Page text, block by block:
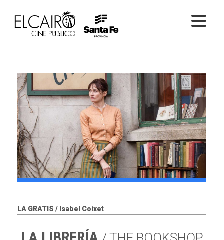
PELÍCULAS EN SALA
CICLOS
EL CINE
LA GRATIS / Isabel Coixet